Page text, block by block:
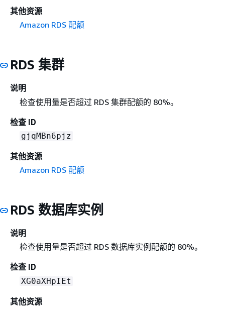
其他资源
Amazon RDS 配额
RDS 集群
说明
检查使用量是否超过 RDS 集群配额的 80%。
检查 ID
gjqMBn6pjz
其他资源
Amazon RDS 配额
RDS 数据库实例
说明
检查使用量是否超过 RDS 数据库实例配额的 80%。
检查 ID
XG0aXHpIEt
其他资源